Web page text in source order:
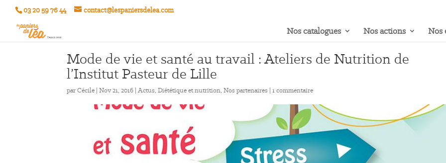
03 20 59 76 44 contact@lespaniersdelea.com
Nos catalogues Nos actions Nos
Mode de vie et santé au travail : Ateliers de Nutrition de
l’Institut Pasteur de Lille
parCécile |Nov 21, 2016 |Actus,Diététique et nutrition,Nos partenaires |1 commentaire